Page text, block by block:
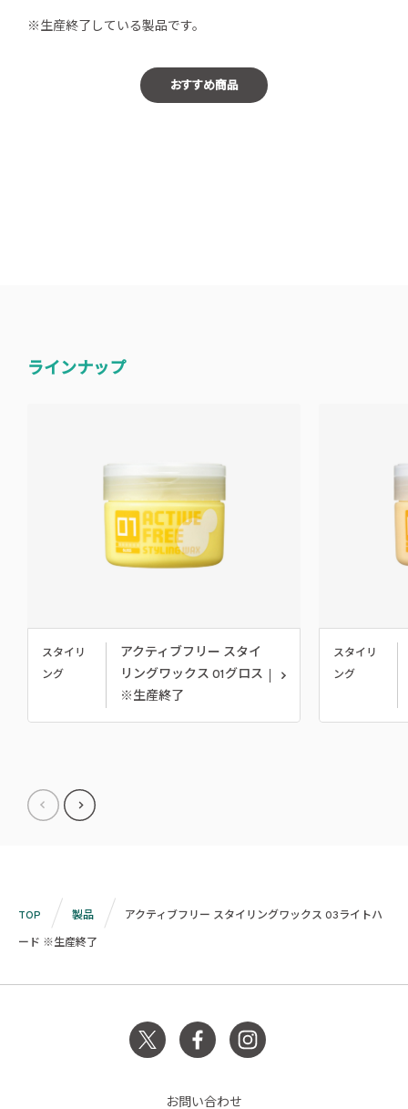
※生産終了している製品です。
おすすめ商品
ラインナップ
スタイリ
ング
アクティブフリー スタイ
リングワックス 01グロス
※生産終了
スタイリ
ング
TOP 製品
アクティブフリー スタイリングワックス 03ライトハ
ード ※生産終了
お問い合わせ